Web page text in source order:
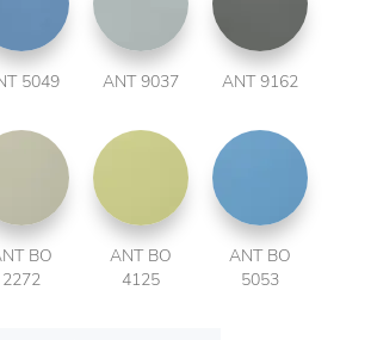
5049 ANT 9037 ANT 9162
BO
2272
ANT BO
4125
ANT BO
5053